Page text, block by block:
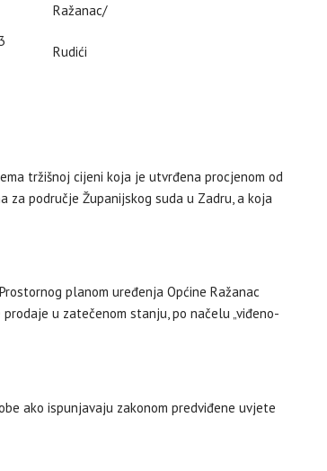
Ražanac/
Rudići
tržišnoj cijeni koja je utvrđena procjenom od
područje Županijskog suda u Zadru, a koja
planom uređenja Općine Ražanac
u zatečenom stanju, po načelu „viđeno-
ako ispunjavaju zakonom predviđene uvjete